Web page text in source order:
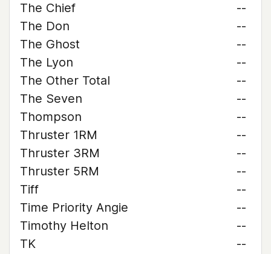
The Chief
--
The Don
--
The Ghost
--
The Lyon
--
The Other Total
--
The Seven
--
Thompson
--
Thruster 1RM
--
Thruster 3RM
--
Thruster 5RM
--
Tiff
--
Time Priority Angie
--
Timothy Helton
--
TK
--